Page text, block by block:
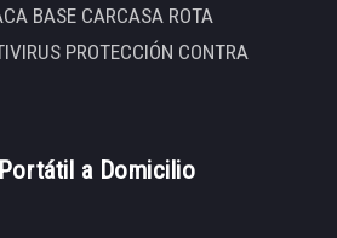
BASE CARCASA ROTA
PROTECCIÓN CONTRA
a Domicilio